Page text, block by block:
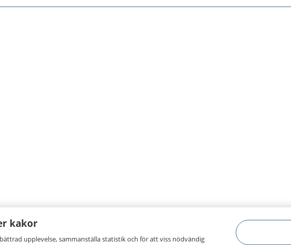
kakor
upplevelse, sammanställa statistik och för att viss nödvändig